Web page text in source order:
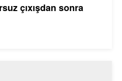
çıxışdan sonra